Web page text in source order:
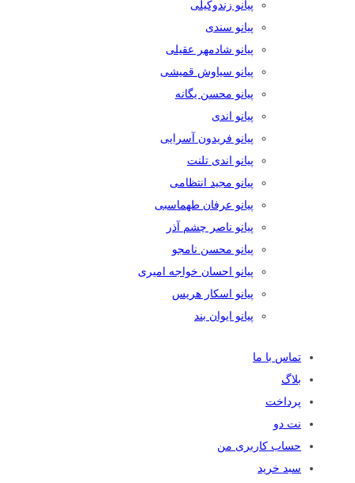
پیانو زندوکیلی
پیانو سندی
پیانو شادمهر عقیلی
پیانو سیاوش قمیشی
پیانو محسن یگانه
پیانو اندی
پیانو فریدون آسرایی
پیانو اندی تلنت
پیانو مجید انتظامی
پیانو عرفان طهماسبی
پیانو ناصر چشم آذر
پیانو محسن نامجو
پیانو احسان خواجه امیری
پیانو اسکار هریس
پیانو ایوان بند
تماس با ما
بلاگ
پرداخت
نت دو
حساب کاربری من
سبد خرید